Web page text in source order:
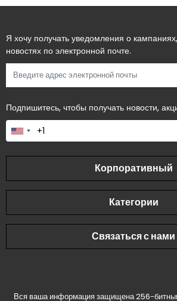
Я хочу получать уведомления о
новостях по электронной почте.
Подпишитесь, чтобы получать новости,
Корпоративный
Категории
Связаться с нами
Вся ваша информация защищена 256-